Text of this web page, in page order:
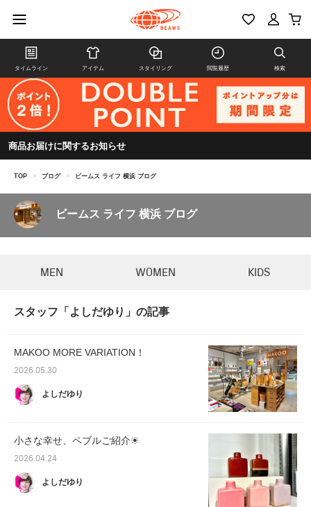
タイムライン アイテム スタイリング 閲覧履歴 検索
商品お届けに関するお知らせ
TOP > ブログ > ビームス ライフ 横浜 ブログ
ビームス ライフ 横浜 ブログ
MEN WOMEN KIDS
スタッフ「よしだゆり」の記事
MAKOO MORE VARIATION！
2026.05.30
よしだゆり
小さな幸せ、ペブルご紹介☀︎
2026.04.24
よしだゆり